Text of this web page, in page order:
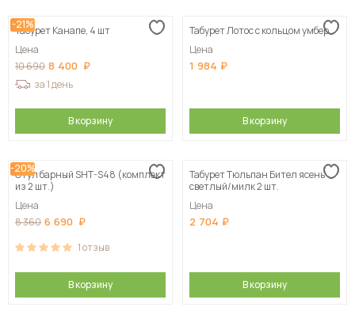
-21%
Табурет Канапе, 4 шт
Цена
10 690 8 400
за 1 день
В корзину
Табурет Лотос с кольцом умбер
Цена
1 984
В корзину
-20%
Стул барный SHT-S48 (комплект
из 2 шт.)
Цена
8 360 6 690
1отзыв
В корзину
Табурет Тюльпан Бител ясень
светлый/милк 2 шт.
Цена
2 704
В корзину